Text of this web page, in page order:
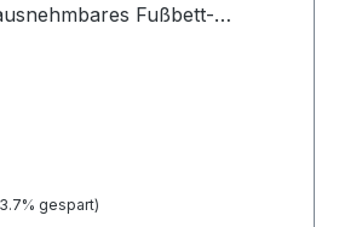
Fußbett-
gespart)